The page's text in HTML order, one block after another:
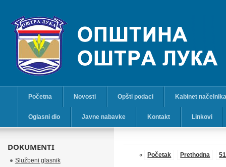
Početna Novosti Opšti podaci Kabinet načelnika
Oglasni dio Javne nabavke Kontakt Linkovi
« Početak Prethodna 51
DOKUMENTI
Službeni glasnik